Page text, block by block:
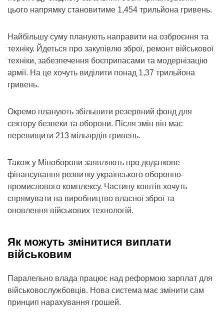
цього напрямку становитиме 1,454 трильйона гривень.
Найбільшу суму планують направити на озброєння та
техніку. Йдеться про закупівлю зброї, ремонт військової
техніки, забезпечення боєприпасами та модернізацію
армії. На це хочуть виділити понад 1,37 трильйона
гривень.
Окремо планують збільшити резервний фонд для
сектору безпеки та оборони. Після змін він має
перевищити 213 мільярдів гривень.
Також у Міноборони заявляють про додаткове
фінансування розвитку українського оборонно-
промислового комплексу. Частину коштів хочуть
спрямувати на виробництво власної зброї та
оновлення військових технологій.
Як можуть змінитися виплати
військовим
Паралельно влада працює над реформою зарплат для
військовослужбовців. Нова система має змінити сам
принцип нарахування грошей.